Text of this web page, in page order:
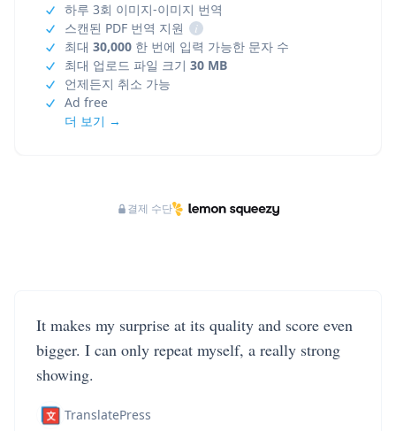
하루 3회 이미지-이미지 번역
스캔된 PDF 번역 지원
i
최대 30,000 한 번에 입력 가능한 문자 수
최대 업로드 파일 크기 30 MB
언제든지 취소 가능
Ad free
더 보기 →
결제 수단
It makes my surprise at its quality and score even
bigger. I can only repeat myself, a really strong
showing.
TranslatePress